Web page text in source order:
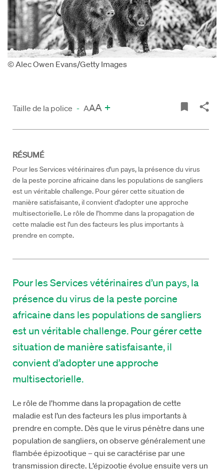
© Alec Owen Evans/Getty Images
Taille de la police - AAA +
RÉSUMÉ
Pour les Services vétérinaires d’un pays, la présence du virus
de la peste porcine africaine dans les populations de sangliers
est un véritable challenge. Pour gérer cette situation de
manière satisfaisante, il convient d’adopter une approche
multisectorielle. Le rôle de l’homme dans la propagation de
cette maladie est l’un des facteurs les plus importants à
prendre en compte.
Pour les Services vétérinaires d’un pays, la
présence du virus de la peste porcine
africaine dans les populations de sangliers
est un véritable challenge. Pour gérer cette
situation de manière satisfaisante, il
convient d’adopter une approche
multisectorielle.
Le rôle de l’homme dans la propagation de cette
maladie est l’un des facteurs les plus importants à
prendre en compte. Dès que le virus pénètre dans une
population de sangliers, on observe généralement une
flambée épizootique – qui se caractérise par une
transmission directe. L’épizootie évolue ensuite vers un